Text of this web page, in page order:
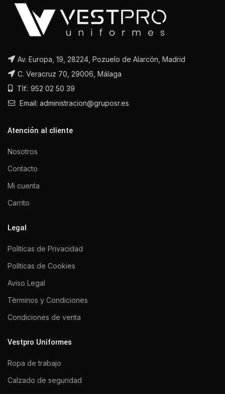
Av. Europa, 19, 28224, Pozuelo de Alarcón, Madrid
C. Veracruz 70, 29006, Málaga
Tlf.: 952 02 50 39
Email: administracion@gruposr.es
Atención al cliente
Nosotros
Contacto
Mi cuenta
Carrito
Legal
Polìticas de Privacidad
Polìticas de Cookies
Aviso Legal
Tèrminos y Condiciones
Condiciones de venta
Vestpro Uniformes
Ropa de trabajo
Calzado de seguridad